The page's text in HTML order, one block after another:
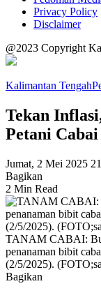
Privacy Policy
Disclaimer
@2023 Copyright
Kalimantan Tengah
Tekan
Petani
Jumat, 2 Mei 2025
Bagikan
2 Min Read
TANAM CABAI:
penanaman bibit
(2/5/2025).
Bagikan